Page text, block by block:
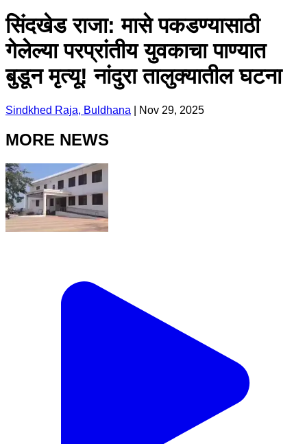
सिंदखेड राजा: मासे पकडण्यासाठी
गेलेल्या परप्रांतीय युवकाचा पाण्यात
बुडून मृत्यू! नांदुरा तालुक्यातील घटना
Sindkhed Raja, Buldhana Nov 29, 2025
MORE NEWS